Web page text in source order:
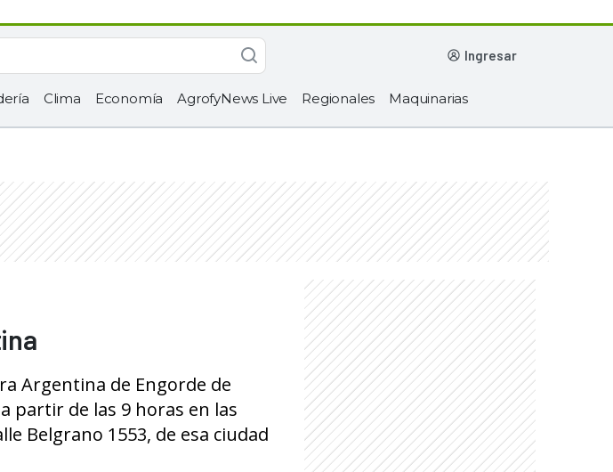
ingresar
Clima Economía AgrofyNews Live Regionales Maquinarias
Argentina de Engorde de
partir de las 9 horas en las
Belgrano 1553, de esa ciudad